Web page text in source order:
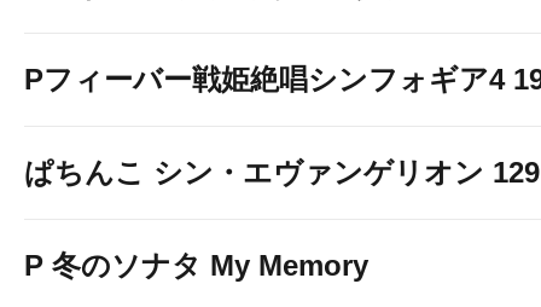
Pフィーバー戦姫絶唱シンフォギア4
ぱちんこ シン・エヴァンゲリオン
P 冬のソナタ My Memory